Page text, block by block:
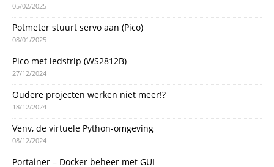
05/02/2025
Potmeter stuurt servo aan (Pico)
08/01/2025
Pico met ledstrip (WS2812B)
27/12/2024
Oudere projecten werken niet meer!?
18/12/2024
Venv, de virtuele Python-omgeving
08/12/2024
Portainer – Docker beheer met GUI